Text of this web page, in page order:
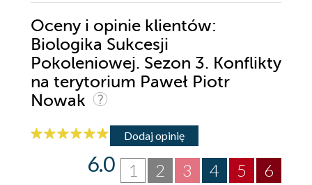
Oceny i opinie klientów:
Biologika Sukcesji
Pokoleniowej. Sezon 3. Konflikty
na terytorium Paweł Piotr
Nowak
Dodaj opinię
6
5
4
3
2
1
6.0